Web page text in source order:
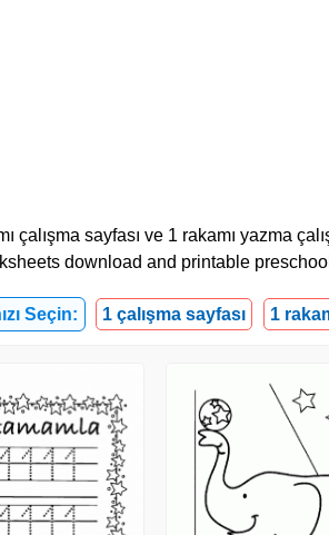
çalışma sayfası ve 1 rakamı yazma
download and printable
Seçin: 1 çalışma sayfası 1